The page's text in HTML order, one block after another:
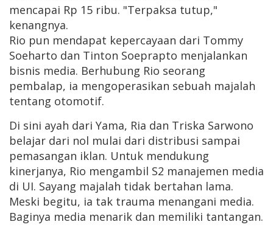
mencapai Rp 15 ribu. "Terpaksa tutup,"
kenangnya.
Rio pun mendapat kepercayaan dari Tommy
Soeharto dan Tinton Soeprapto menjalankan
bisnis media. Berhubung Rio seorang
pembalap, ia mengoperasikan sebuah majalah
tentang otomotif.
Di sini ayah dari Yama, Ria dan Triska Sarwono
belajar dari nol mulai dari distribusi sampai
pemasangan iklan. Untuk mendukung
kinerjanya, Rio mengambil S2 manajemen media
di UI. Sayang majalah tidak bertahan lama.
Meski begitu, ia tak trauma menangani media.
Baginya media menarik dan memiliki tantangan.